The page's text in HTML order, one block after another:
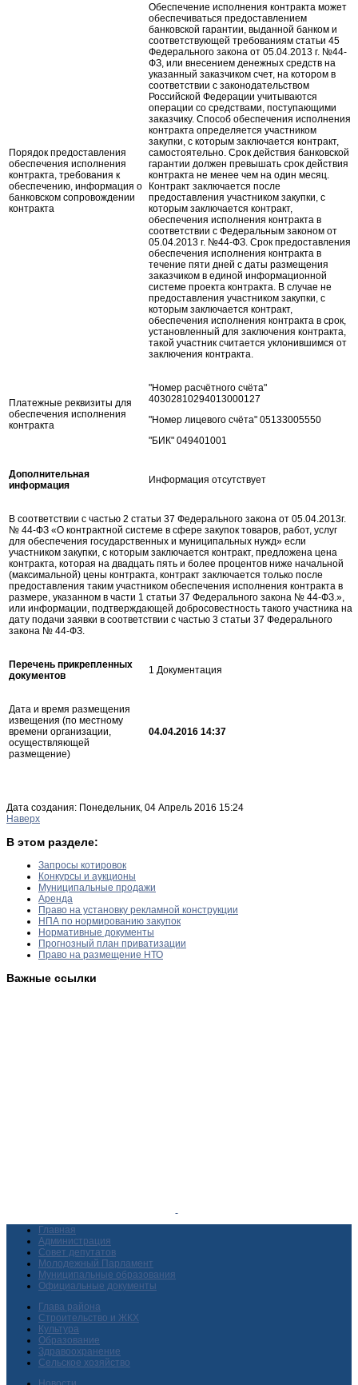
Порядок предоставления
обеспечения исполнения
контракта, требования к
обеспечению, информация о
банковском сопровождении
контракта
Обеспечение исполнения контракта может
обеспечиваться предоставлением
банковской гарантии, выданной банком и
соответствующей требованиям статьи 45
Федерального закона от 05.04.2013 г. №44-
ФЗ, или внесением денежных средств на
указанный заказчиком счет, на котором в
соответствии с законодательством
Российской Федерации учитываются
операции со средствами, поступающими
заказчику. Способ обеспечения исполнения
контракта определяется участником
закупки, с которым заключается контракт,
самостоятельно. Срок действия банковской
гарантии должен превышать срок действия
контракта не менее чем на один месяц.
Контракт заключается после
предоставления участником закупки, с
которым заключается контракт,
обеспечения исполнения контракта в
соответствии с Федеральным законом от
05.04.2013 г. №44-ФЗ. Срок предоставления
обеспечения исполнения контракта в
течение пяти дней с даты размещения
заказчиком в единой информационной
системе проекта контракта. В случае не
предоставления участником закупки, с
которым заключается контракт,
обеспечения исполнения контракта в срок,
установленный для заключения контракта,
такой участник считается уклонившимся от
заключения контракта.
Платежные реквизиты для
обеспечения исполнения
контракта
"Номер расчётного счёта"
40302810294013000127
"Номер лицевого счёта" 05133005550
"БИК" 049401001
Дополнительная
информация
Информация отсутствует
В соответствии с частью 2 статьи 37 Федерального закона от 05.04.2013г.
№ 44-ФЗ «О контрактной системе в сфере закупок товаров, работ, услуг
для обеспечения государственных и муниципальных нужд» если
участником закупки, с которым заключается контракт, предложена цена
контракта, которая на двадцать пять и более процентов ниже начальной
(максимальной) цены контракта, контракт заключается только после
предоставления таким участником обеспечения исполнения контракта в
размере, указанном в части 1 статьи 37 Федерального закона № 44-ФЗ.»,
или информации, подтверждающей добросовестность такого участника на
дату подачи заявки в соответствии с частью 3 статьи 37 Федерального
закона № 44-ФЗ.
Перечень прикрепленных
документов
1 Документация
Дата и время размещения
извещения (по местному
времени организации,
осуществляющей
размещение)
04.04.2016 14:37
Дата создания: Понедельник, 04 Апрель 2016 15:24
Наверх
В этом разделе:
Запросы котировок
Конкурсы и аукционы
Муниципальные продажи
Аренда
Право на установку рекламной конструкции
НПА по нормированию закупок
Нормативные документы
Прогнозный план приватизации
Право на размещение НТО
Важные ссылки
Главная
Администрация
Совет депутатов
Молодежный Парламент
Муниципальные образования
Официальные документы
Глава района
Строительство и ЖКХ
Культура
Образование
Здравоохранение
Сельское хозяйство